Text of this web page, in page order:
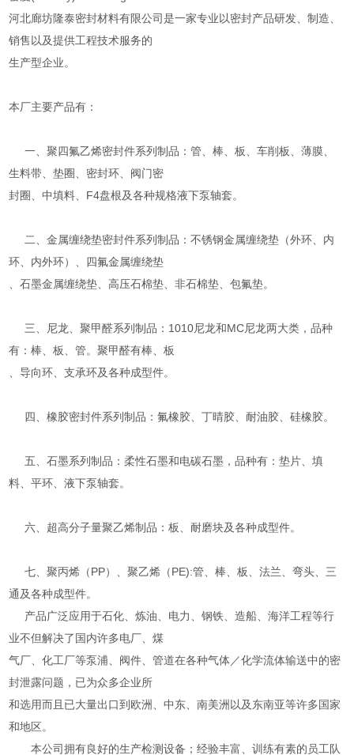
河北廊坊隆泰密封材料有限公司是一家专业以密封产品研发、制造、
销售以及提供工程技术服务的
生产型企业。
本厂主要产品有：
一、聚四氟乙烯密封件系列制品：管、棒、板、车削板、薄膜、
生料带、垫圈、密封环、阀门密
封圈、中填料、F4盘根及各种规格液下泵轴套。
二、金属缠绕垫密封件系列制品：不锈钢金属缠绕垫（外环、内
环、内外环）、四氟金属缠绕垫
、石墨金属缠绕垫、高压石棉垫、非石棉垫、包氟垫。
三、尼龙、聚甲醛系列制品：1010尼龙和MC尼龙两大类，品种
有：棒、板、管。聚甲醛有棒、板
、导向环、支承环及各种成型件。
四、橡胶密封件系列制品：氟橡胶、丁晴胶、耐油胶、硅橡胶。
五、石墨系列制品：柔性石墨和电碳石墨，品种有：垫片、填
料、平环、液下泵轴套。
六、超高分子量聚乙烯制品：板、耐磨块及各种成型件。
七、聚丙烯（PP）、聚乙烯（PE):管、棒、板、法兰、弯头、三
通及各种成型件。
产品广泛应用于石化、炼油、电力、钢铁、造船、海洋工程等行
业不但解决了国内许多电厂、煤
气厂、化工厂等泵浦、阀件、管道在各种气体／化学流体输送中的密
封泄露问题，已为众多企业所
和选用而且已大量出口到欧洲、中东、南美洲以及东南亚等许多国家
和地区。
本公司拥有良好的生产检测设备；经验丰富、训练有素的员工队